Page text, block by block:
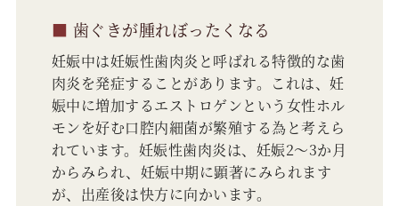
■ 歯ぐきが腫れぼったくなる
妊娠中は妊娠性歯肉炎と呼ばれる特徴的な歯
肉炎を発症することがあります。これは、妊
娠中に増加するエストロゲンという女性ホル
モンを好む口腔内細菌が繁殖する為と考えら
れています。妊娠性歯肉炎は、妊娠2～3か月
からみられ、妊娠中期に顕著にみられます
が、出産後は快方に向かいます。